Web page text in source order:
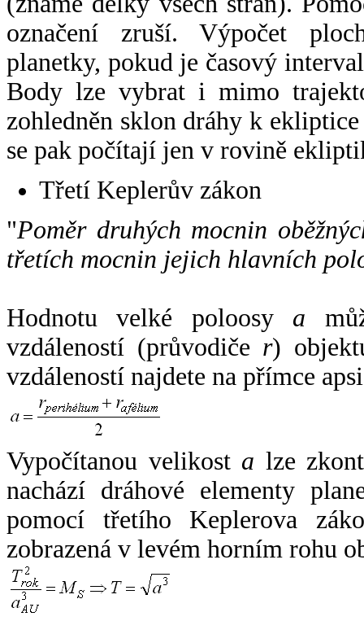
označení zruší. Výpočet
planetky, pokud je časový
Body lze vybrat i mimo
zohledněn sklon dráhy k
se pak počítají jen v rovině
Třetí Keplerův zákon
"Poměr druhých mocnin
třetích mocnin jejich hlavních
Hodnotu velké poloosy a
vzdáleností (průvodiče r)
vzdáleností najdete na přímce
Vypočítanou velikost a lze
nachází dráhové elementy
pomocí třetího Keplerova
zobrazená v levém horním rohu